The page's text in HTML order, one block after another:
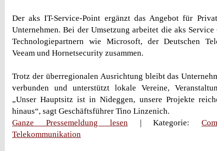
Der aks IT-Service-Point ergänzt das Angebot für
Unternehmen. Bei der Umsetzung arbeitet die aks
Technologiepartnern wie Microsoft, der Deutschen
Veeam und Hornetsecurity zusammen.
Trotz der überregionalen Ausrichtung bleibt das
verbunden und unterstützt lokale Vereine,
„Unser Hauptsitz ist in Nideggen, unsere Projekte
hinaus“, sagt Geschäftsführer Tino Linzenich.
Ganze Pressemeldung lesen| Kategorie:
Telekommunikation